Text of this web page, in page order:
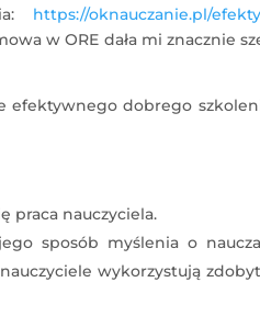
https://oknauczanie.pl/
w ORE dała mi znacznie
dobrego
praca nauczyciela.
sposób myślenia o
wykorzystują